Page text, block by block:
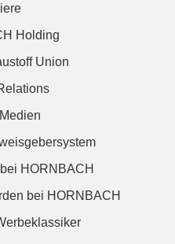
Holding
Union
HORNBACH
bei HORNBACH